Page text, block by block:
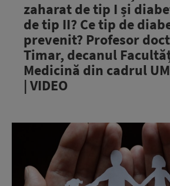
zaharat de tip I și
de tip II? Ce tip de
prevenit? Profesor
Timar, decanul
Medicină din cadrul
| VIDEO